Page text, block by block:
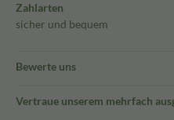
Zahlarten
sicher und bequem
Bewerte uns
Vertraue unserem mehrfach